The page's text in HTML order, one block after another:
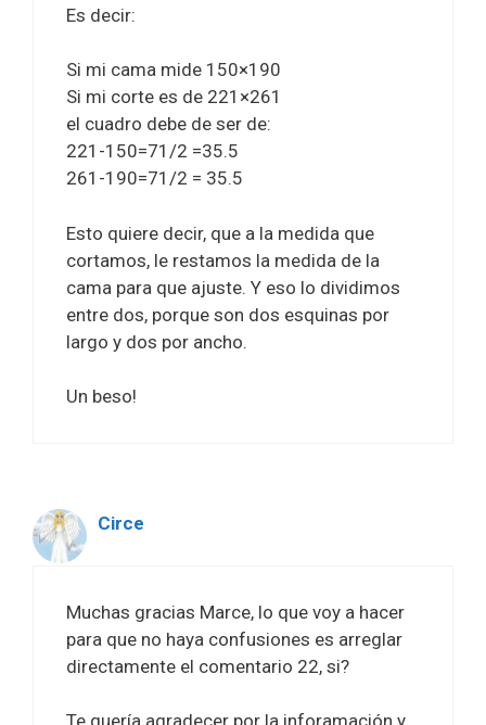
Es decir:
Si mi cama mide 150×190
Si mi corte es de 221×261
el cuadro debe de ser de:
221-150=71/2 =35.5
261-190=71/2 = 35.5
Esto quiere decir, que a la medida que
cortamos, le restamos la medida de la
cama para que ajuste. Y eso lo dividimos
entre dos, porque son dos esquinas por
largo y dos por ancho.
Un beso!
Circe
Muchas gracias Marce, lo que voy a hacer
para que no haya confusiones es arreglar
directamente el comentario 22, si?